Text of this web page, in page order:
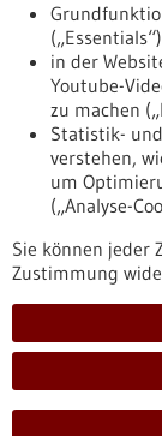
Nach oben
Informiert
Newsletter
(„Essentials“)
in der
Youtube-
zu machen
Statistik-
verstehen,
um
(„Analyse-
Sie können jeder
Zustimmung